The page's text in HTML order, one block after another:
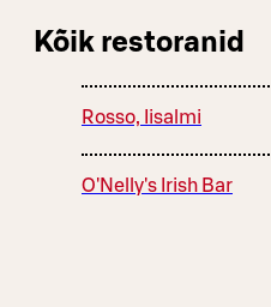
Kõik restoranid
Rosso, Iisalmi
O'Nelly's Irish Bar